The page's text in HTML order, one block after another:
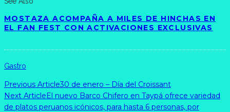
MOSTAZA ACOMPAÑA A MILES DE HINCHAS EN
EL FAN FEST CON ACTIVACIONES EXCLUSIVAS
Gastro
Previous Article30 de enero – Día del Croissant
Next ArticleEl nuevo Barco Chifero en Taypá ofrece variedad
de platos peruanos icónicos, para hasta 6 personas, por